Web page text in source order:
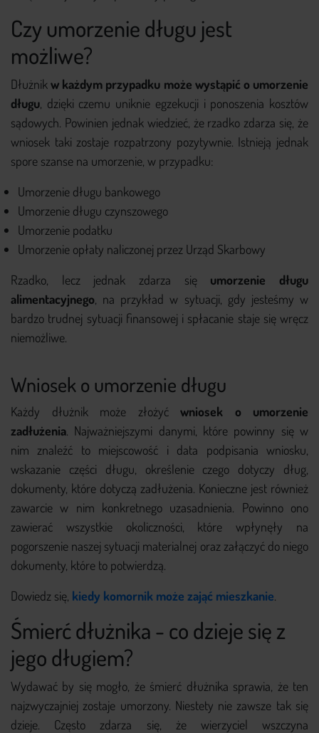
Czy umorzenie długu jest
możliwe?
Dłużnikw każdym przypadku może wystąpić o umorzenie
długu, dzięki czemu uniknie egzekucji i ponoszenia kosztów
sądowych. Powinien jednak wiedzieć, że rzadko zdarza się, że
wniosek taki zostaje rozpatrzony pozytywnie. Istnieją jednak
spore szanse na umorzenie, w przypadku:
Umorzenie długu bankowego
Umorzenie długu czynszowego
Umorzenie podatku
Umorzenie opłaty naliczonej przez Urząd Skarbowy
Rzadko, lecz jednak zdarza się umorzenie długu
alimentacyjnego, na przykład w sytuacji, gdy jesteśmy w
bardzo trudnej sytuacji finansowej i spłacanie staje się wręcz
niemożliwe.
Wniosek o umorzenie długu
Każdy dłużnik może złożyć wniosek o umorzenie
zadłużenia. Najważniejszymi danymi, które powinny się w
nim znaleźć to miejscowość i data podpisania wniosku,
wskazanie części długu, określenie czego dotyczy dług,
dokumenty, które dotyczą zadłużenia. Konieczne jest również
zawarcie w nim konkretnego uzasadnienia. Powinno ono
zawierać wszystkie okoliczności, które wpłynęły na
pogorszenie naszej sytuacji materialnej oraz załączyć do niego
dokumenty, które to potwierdzą.
Dowiedz się, kiedy komornik może zająć mieszkanie.
Śmierć dłużnika - co dzieje się z
jego długiem?
Wydawać by się mogło, że śmierć dłużnika sprawia, że ten
najzwyczajniej zostaje umorzony. Niestety nie zawsze tak się
dzieje. Często zdarza się, że wierzyciel wszczyna